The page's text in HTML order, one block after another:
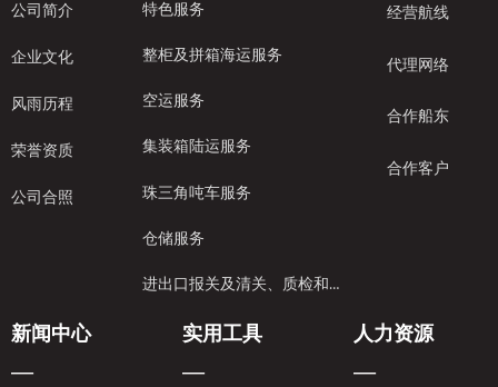
公司简介
企业文化
风雨历程
荣誉资质
公司合照
特色服务
整柜及拼箱海运服务
空运服务
集装箱陆运服务
珠三角吨车服务
仓储服务
进出口报关及清关、质检和保险服务
经营航线
代理网络
合作船东
合作客户
新闻中心
—
实用工具
—
人力资源
—